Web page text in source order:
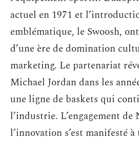
actuel en 1971 et
emblématique, le Swoosh,
d’une ère de domination
marketing. Le partenariat
Michael Jordan dans les
une ligne de baskets qui
l’industrie. L’engagement
l’innovation s’est manifesté à